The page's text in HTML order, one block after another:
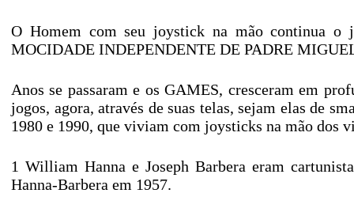
O Homem com seu joystick na mão continua o
MOCIDADE INDEPENDENTE DE PADRE
Anos se passaram e os GAMES, cresceram em
jogos, agora, através de suas telas, sejam elas de
1980 e 1990, que viviam com joysticks na mão dos
1 William Hanna e Joseph Barbera eram
Hanna-Barbera em 1957.